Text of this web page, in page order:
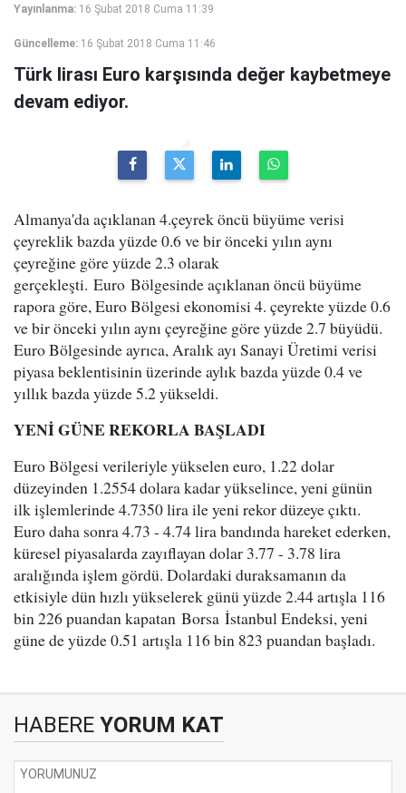
Yayınlanma: 16 Şubat 2018 Cuma 11:39
Güncelleme: 16 Şubat 2018 Cuma 11:46
Türk lirası Euro karşısında değer kaybetmeye
devam ediyor.
Almanya'da açıklanan 4.çeyrek öncü büyüme verisi
çeyreklik bazda yüzde 0.6 ve bir önceki yılın aynı
çeyreğine göre yüzde 2.3 olarak
gerçekleşti. Euro Bölgesinde açıklanan öncü büyüme
rapora göre, Euro Bölgesi ekonomisi 4. çeyrekte yüzde 0.6
ve bir önceki yılın aynı çeyreğine göre yüzde 2.7 büyüdü.
Euro Bölgesinde ayrıca, Aralık ayı Sanayi Üretimi verisi
piyasa beklentisinin üzerinde aylık bazda yüzde 0.4 ve
yıllık bazda yüzde 5.2 yükseldi.
YENİ GÜNE REKORLA BAŞLADI
Euro Bölgesi verileriyle yükselen euro, 1.22 dolar
düzeyinden 1.2554 dolara kadar yükselince, yeni günün
ilk işlemlerinde 4.7350 lira ile yeni rekor düzeye çıktı.
Euro daha sonra 4.73 - 4.74 lira bandında hareket ederken,
küresel piyasalarda zayıflayan dolar 3.77 - 3.78 lira
aralığında işlem gördü. Dolardaki duraksamanın da
etkisiyle dün hızlı yükselerek günü yüzde 2.44 artışla 116
bin 226 puandan kapatan Borsa İstanbul Endeksi, yeni
güne de yüzde 0.51 artışla 116 bin 823 puandan başladı.
HABERE YORUM KAT